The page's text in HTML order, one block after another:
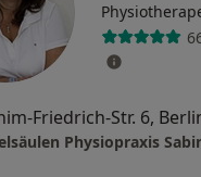
Friedrich-Str. 6,
Physiopraxis